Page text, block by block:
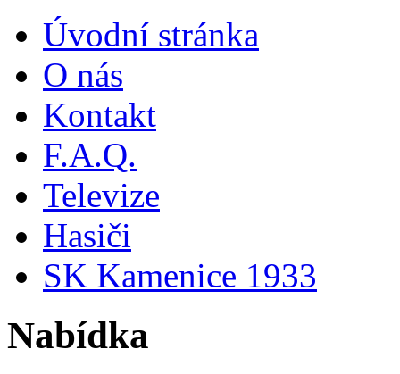
Úvodní stránka
O nás
Kontakt
F.A.Q.
Televize
Hasiči
SK Kamenice 1933
Nabídka